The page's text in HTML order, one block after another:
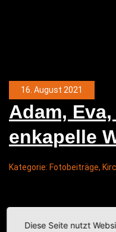
16. August 2021
Adam,
en­ka­pel­le
Kategorie: Fotobeiträge,
Diese Seite nutzt